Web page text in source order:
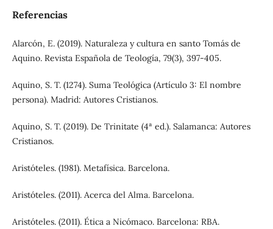
Referencias
Alarcón, E. (2019). Naturaleza y cultura en santo Tomás de
Aquino. Revista Española de Teología, 79(3), 397-405.
Aquino, S. T. (1274). Suma Teológica (Artículo 3: El nombre
persona). Madrid: Autores Cristianos.
Aquino, S. T. (2019). De Trinitate (4ª ed.). Salamanca: Autores
Cristianos.
Aristóteles. (1981). Metafísica. Barcelona.
Aristóteles. (2011). Acerca del Alma. Barcelona.
Aristóteles. (2011). Ética a Nicómaco. Barcelona: RBA.